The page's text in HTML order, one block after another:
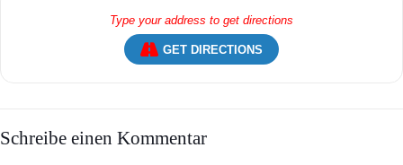
GET DIRECTIONS
Schreibe einen Kommentar